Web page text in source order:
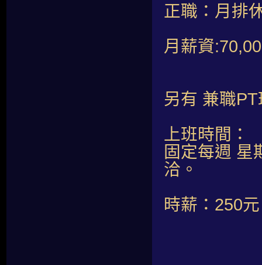
正職：月排
月薪資
另有 兼職
上班時間：
固定每週 星
洽。
時薪：250